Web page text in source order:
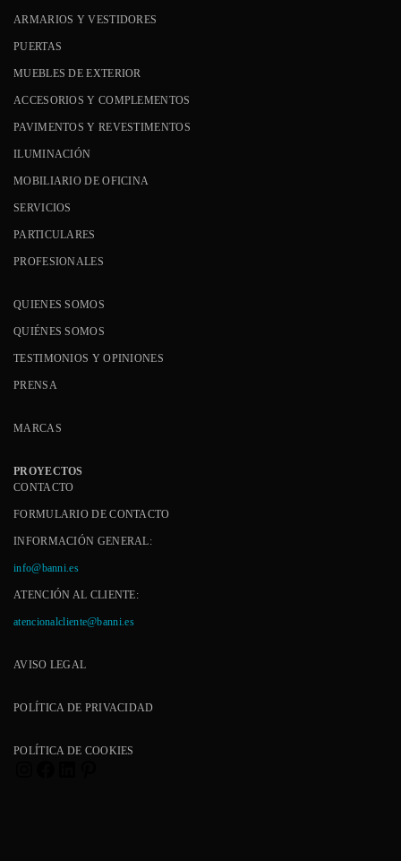
ARMARIOS Y VESTIDORES
PUERTAS
MUEBLES DE EXTERIOR
ACCESORIOS Y COMPLEMENTOS
PAVIMENTOS Y REVESTIMENTOS
ILUMINACIÓN
MOBILIARIO DE OFICINA
SERVICIOS
PARTICULARES
PROFESIONALES
QUIENES SOMOS
QUIÉNES SOMOS
TESTIMONIOS Y OPINIONES
PRENSA
MARCAS
PROYECTOS
CONTACTO
FORMULARIO DE CONTACTO
INFORMACIÓN GENERAL:
info@banni.es
ATENCIÓN AL CLIENTE:
atencionalcliente@banni.es
AVISO LEGAL
POLÍTICA DE PRIVACIDAD
POLÍTICA DE COOKIES